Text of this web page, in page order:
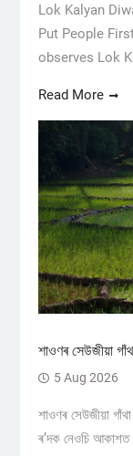
Lok Kalyan
Put People
observes Lok
Read More
শাওণৰ সেউজীয়া
5 Aug 2026
শাওণৰ সেউজীয়া
ৰ’দক নেওচি আকাশত